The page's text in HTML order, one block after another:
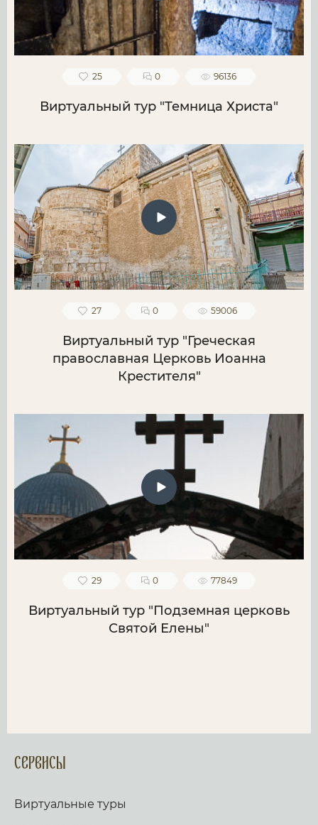
25 0 96136
Виртуальный тур "Темница Христа"
27 0 59006
Виртуальный тур "Греческая
православная Церковь Иоанна
Крестителя"
29 0 77849
Виртуальный тур "Подземная церковь
Святой Елены"
Сервисы
Виртуальные туры